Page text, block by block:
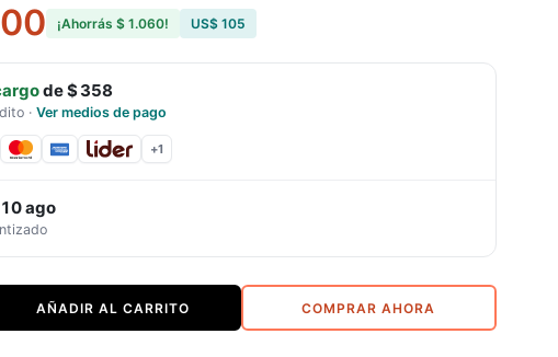
¡Ahorrás $ 1.060! US$ 105
de$ 358
· Ver medios de pago
+1
ago
AÑADIR AL CARRITO COMPRAR AHORA